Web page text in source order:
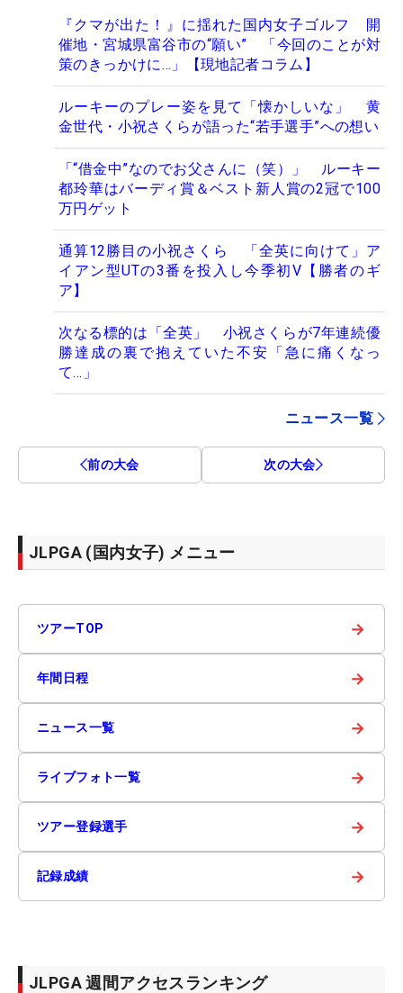
『クマが出た！』に揺れた国内女子ゴルフ 開
催地・宮城県富谷市の“願い” 「今回のことが対
策のきっかけに…」【現地記者コラム】
ルーキーのプレー姿を見て「懐かしいな」 黄
金世代・小祝さくらが語った“若手選手”への想い
「“借金中”なのでお父さんに（笑）」 ルーキー
都玲華はバーディ賞＆ベスト新人賞の2冠で100
万円ゲット
通算12勝目の小祝さくら 「全英に向けて」ア
イアン型UTの3番を投入し今季初V【勝者のギ
ア】
次なる標的は「全英」 小祝さくらが7年連続優
勝達成の裏で抱えていた不安「急に痛くなっ
て…」
ニュース一覧
前の大会 次の大会
JLPGA (国内女子) メニュー
ツアーTOP →
年間日程 →
ニュース一覧 →
ライブフォト一覧 →
ツアー登録選手 →
記録成績 →
JLPGA 週間アクセスランキング